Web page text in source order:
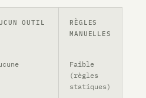
OUTIL
RÈGLES
MANUELLES
Faible
(règles
statiques)